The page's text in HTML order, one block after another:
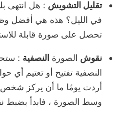
تقليل التشويش : هل انتهى
في الليل؟ هذه هي أفضل
تحصل على صورة قابلة
نقوش الصورة النصفية :
النصفية تفتيح أو تعتيم أي
أردت يومًا ما أن يركز
وسط الصورة ، فابدأ بضبط